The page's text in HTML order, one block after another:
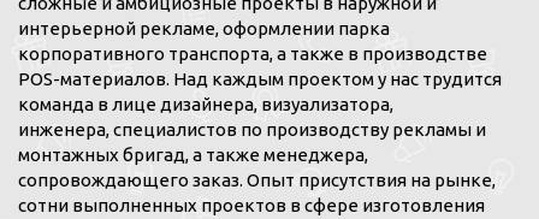
интерьерной рекламе, оформлении парка
корпоративного транспорта, а также в производстве
POS-материалов. Над каждым проектом у нас трудится
команда в лице дизайнера, визуализатора,
инженера, специалистов по производству рекламы и
монтажных бригад, а также менеджера,
сопровождающего заказ. Опыт присутствия на рынке,
сотни выполненных проектов в сфере изготовления